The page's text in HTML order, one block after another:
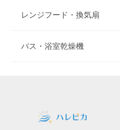
レンジフード・換気扇
バス・浴室乾燥機